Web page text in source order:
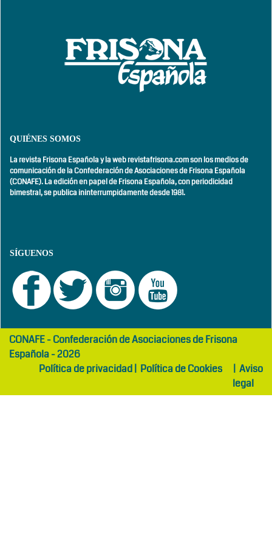
QUIÉNES SOMOS
La revista Frisona Española y la web revistafrisona.com son los medios de
comunicación de la Confederación de Asociaciones de Frisona Española
(CONAFE). La edición en papel de Frisona Española, conperiodicidad
bimestral,se publica ininterrumpidamente desde 1981.
SÍGUENOS
girls
abaya
maltepe
otelCONAFE - Confederación de Asociaciones de Frisona
Española - 2026
Política de privacidad| Política de Cookies | Aviso
legal